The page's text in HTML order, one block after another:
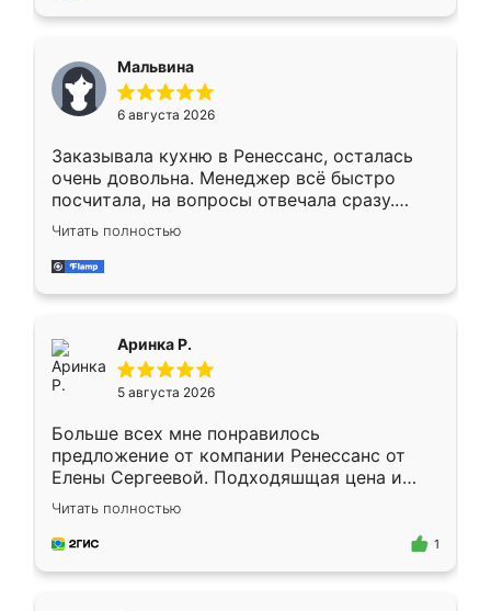
меньше, здесь же он более разнообразный.
Мне нравится ,если что-то потребуется из
мебели буду заказывать только здесь.
Мальвина
6 августа 2026
Заказывала кухню в Ренессанс, осталась
очень довольна. Менеджер всё быстро
посчитала, на вопросы отвечала сразу.
Замерщик приехал в субботу, подошёл к
делу со всей ответственностью. Собрали
за день, ребята работали аккуратно, даже
Читать полностью
Аринка Р.
5 августа 2026
Больше всех мне понравилось
предложение от компании Ренессанс от
Елены Сергеевой. Подходяшщая цена и
короткие сроки изготовления. Приехавший
для замера сотрудник Владислав
предложил по моему эскизу самый
Читать полностью
1